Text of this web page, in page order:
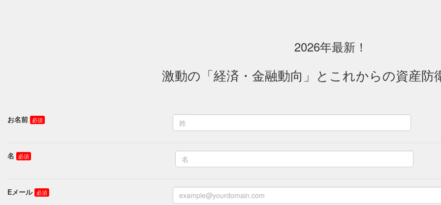
2026年最新！
激動の「経済・金融動向」とこれからの資産防
お名前
名
Eメール